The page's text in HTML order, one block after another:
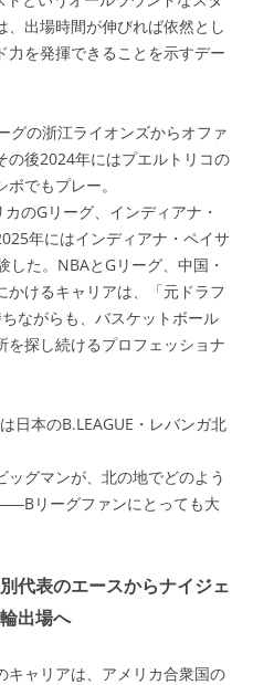
、出場時間が伸びれば依然とし
力を発揮できることを示すデー
グの浙江ライオンズからオファ
の後2024年にはプエルトリコの
でもプレー。
のGリーグ、インディアナ・
年にはインディアナ・ペイサ
した。NBAとGリーグ、中国・
かけるキャリアは、「元ドラフ
ながらも、バスケットボール
を探し続けるプロフェッショナ
日本のB.LEAGUE・レバンガ北
グマンが、北の地でどのよう
リーグファンにとっても大
代表のエースからナイジェ
出場へ
キャリアは、アメリカ合衆国の